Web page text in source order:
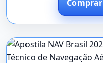
Comprar